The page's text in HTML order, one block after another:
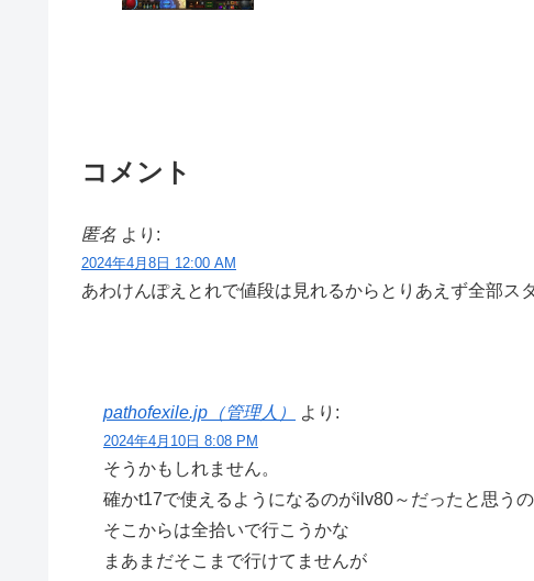
コメント
匿名 より:
2024年4月8日 12:00 AM
あわけんぽえとれで値段は見れるからとりあえず全部ス
pathofexile.jp（管理人） より:
2024年4月10日 8:08 PM
そうかもしれません。
確かt17で使えるようになるのがilv80～だったと思うの
そこからは全拾いで行こうかな
まあまだそこまで行けてませんが